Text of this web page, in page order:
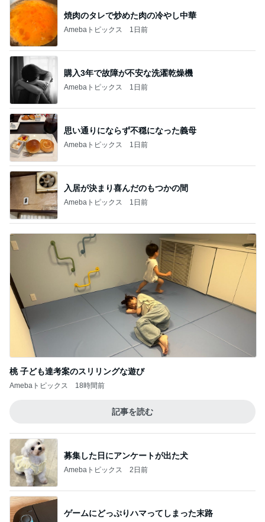
焼肉のタレで炒めた肉の冷やし中華
Amebaトピックス 1日前
購入3年で故障が不安な洗濯乾燥機
Amebaトピックス 1日前
思い通りにならず不穏になった義母
Amebaトピックス 1日前
入居が決まり喜んだのもつかの間
Amebaトピックス 1日前
桃 子ども達考案のスリリングな遊び
Amebaトピックス 18時間前
記事を読む
募集した日にアンケートが出た犬
Amebaトピックス 2日前
ゲームにどっぷりハマってしまった末路